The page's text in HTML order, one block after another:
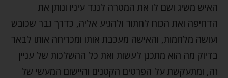
האיש משיג ושם לו את המטרה לנגד עיניו ונותן את
הדחיפה ואת הכוח לחתור ולהגיע אליה, כדרך גבר שכובש
ועושה מלחמות, והאישה מעכבת אותו ומכריחה אותו לבאר
בדיוק מה הוא מתכנן לעשות ואת כל ההשלכות של עניין
זה, ומתעקשת על הפרטים הקטנים והיישום המעשי של